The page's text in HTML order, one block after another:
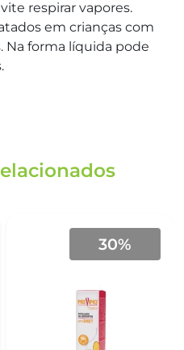
respirar vapores.
em crianças com
Na forma líquida pode
30%